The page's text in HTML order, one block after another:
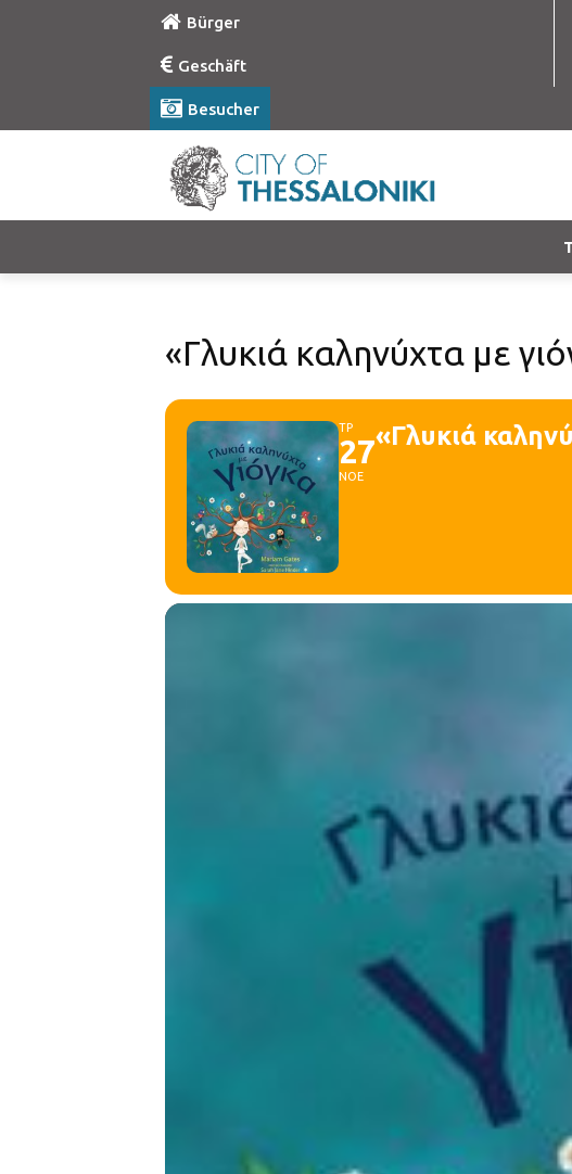
Bürger
Geschäft
Besucher
«Γλυκιά καληνύχτα με
ΤΡ
27
ΝΟΕ
«Γλυκιά